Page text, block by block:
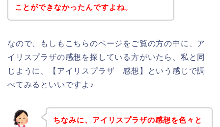
ことができなかったんですよね。
なので、もしもこちらのページをご覧の方の中に、ア
イリスプラザの感想を探している方がいたら、私と同
じように、【アイリスプラザ 感想】という感じで調
べてみるといいですよ♪
ちなみに、アイリスプラザの感想を色々と